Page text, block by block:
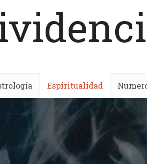
Espiritualidad